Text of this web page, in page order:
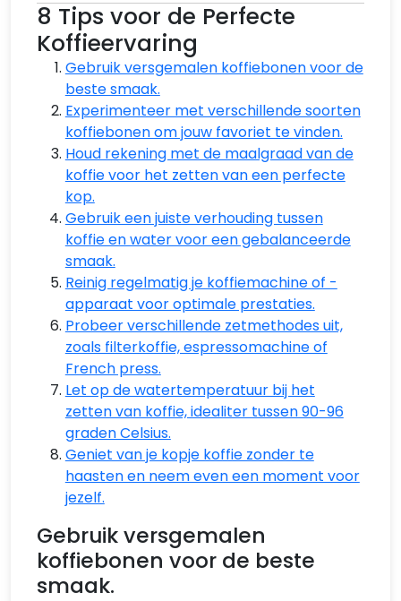
8 Tips voor de Perfecte
Koffieervaring
Gebruik versgemalen koffiebonen voor de
beste smaak.
Experimenteer met verschillende soorten
koffiebonen om jouw favoriet te vinden.
Houd rekening met de maalgraad van de
koffie voor het zetten van een perfecte
kop.
Gebruik een juiste verhouding tussen
koffie en water voor een gebalanceerde
smaak.
Reinig regelmatig je koffiemachine of -
apparaat voor optimale prestaties.
Probeer verschillende zetmethodes uit,
zoals filterkoffie, espressomachine of
French press.
Let op de watertemperatuur bij het
zetten van koffie, idealiter tussen 90-96
graden Celsius.
Geniet van je kopje koffie zonder te
haasten en neem even een moment voor
jezelf.
Gebruik versgemalen
koffiebonen voor de beste
smaak.